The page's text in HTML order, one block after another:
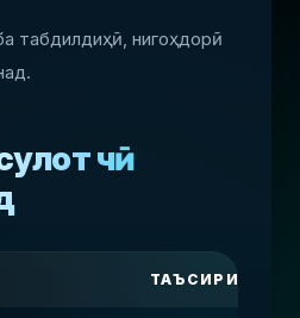
табдилдиҳӣ, нигоҳдорӣ
чӣ
ТАЪСИРИ